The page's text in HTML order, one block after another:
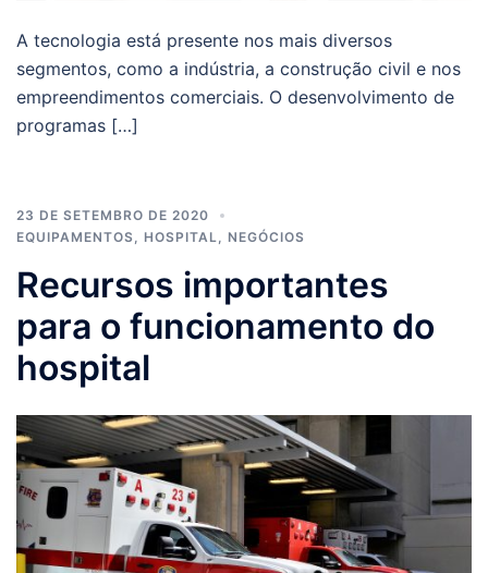
A tecnologia está presente nos mais diversos
segmentos, como a indústria, a construção civil e nos
empreendimentos comerciais. O desenvolvimento de
programas […]
23 DE SETEMBRO DE 2020
EQUIPAMENTOS
HOSPITAL NEGÓCIOS
Recursos importantes
para o funcionamento do
hospital